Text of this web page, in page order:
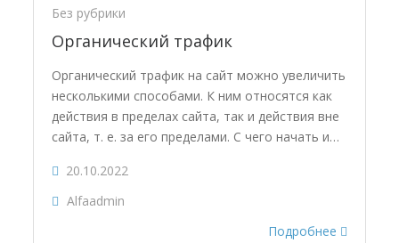
Без рубрики
Органический трафик
Органический трафик на сайт можно увеличить
несколькими способами. К ним относятся как
действия в пределах сайта, так и действия вне
сайта, т. е. за его пределами. С чего начать и…
20.10.2022
Alfaadmin
Подробнее